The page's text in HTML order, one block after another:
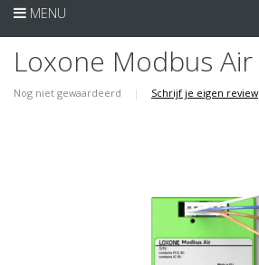
MENU
Loxone Modbus Air
Nog niet gewaardeerd | Schrijf je eigen review